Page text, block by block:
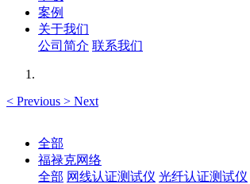
案例
关于我们
公司简介 联系我们
< Previous > Next
全部
福禄克网络
全部 网线认证测试仪 光纤认证测试仪